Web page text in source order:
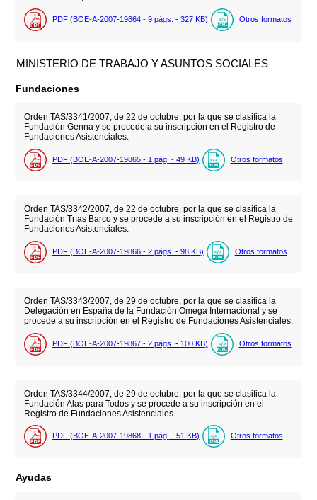
PDF (BOE-A-2007-19864 - 9 págs. - 327 KB) Otros formatos
MINISTERIO DE TRABAJO Y ASUNTOS SOCIALES
Fundaciones
Orden TAS/3341/2007, de 22 de octubre, por la que se clasifica la
Fundación Genna y se procede a su inscripción en el Registro de
Fundaciones Asistenciales.
PDF (BOE-A-2007-19865 - 1 pág. - 49 KB) Otros formatos
Orden TAS/3342/2007, de 22 de octubre, por la que se clasifica la
Fundación Trías Barco y se procede a su inscripción en el Registro de
Fundaciones Asistenciales.
PDF (BOE-A-2007-19866 - 2 págs. - 98 KB) Otros formatos
Orden TAS/3343/2007, de 29 de octubre, por la que se clasifica la
Delegación en España de la Fundación Omega Internacional y se
procede a su inscripción en el Registro de Fundaciones Asistenciales.
PDF (BOE-A-2007-19867 - 2 págs. - 100 KB) Otros formatos
Orden TAS/3344/2007, de 29 de octubre, por la que se clasifica la
Fundación Alas para Todos y se procede a su inscripción en el
Registro de Fundaciones Asistenciales.
PDF (BOE-A-2007-19868 - 1 pág. - 51 KB) Otros formatos
Ayudas